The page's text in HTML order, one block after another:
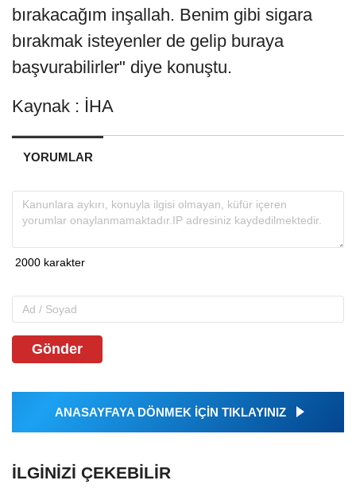
bırakacağım inşallah. Benim gibi sigara
bırakmak isteyenler de gelip buraya
başvurabilirler" diye konuştu.
Kaynak : İHA
YORUMLAR
Gönder
ANASAYFAYA DÖNMEK İÇİN TIKLAYINIZ
İLGINIZI ÇEKEBILIR